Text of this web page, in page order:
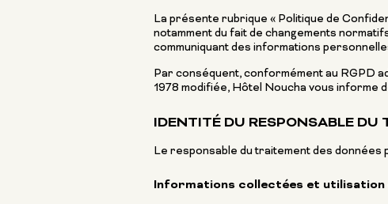
La présente rubrique « Politique de
notamment du fait de changements
communiquant des informations
Par conséquent, conformément au RGPD
1978 modifiée, Hôtel Noucha vous informe
IDENTITÉ DU RESPONSABLE DU
Le responsable du traitement des
Informations collectées et utilisation